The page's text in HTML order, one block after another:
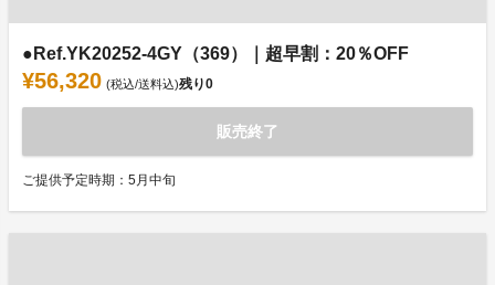
●Ref.YK20252-4GY（369）｜超早割：20％OFF
¥56,320 (税込/送料込)残り0
販売終了
ご提供予定時期：5月中旬